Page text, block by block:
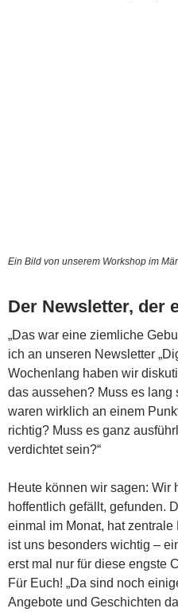
Ein Bild von unserem Workshop im
Der Newsletter, der
„Das war eine ziemliche
ich an unseren Newsletter
Wochenlang haben wir
das aussehen? Muss es lang
waren wirklich an einem
richtig? Muss es ganz
verdichtet sein?“
Heute können wir sagen: Wir
hoffentlich gefällt, gefunden.
einmal im Monat, hat
ist uns besonders wichtig –
erst mal nur für diese engste
Für Euch! „Da sind noch
Angebote und Geschichten